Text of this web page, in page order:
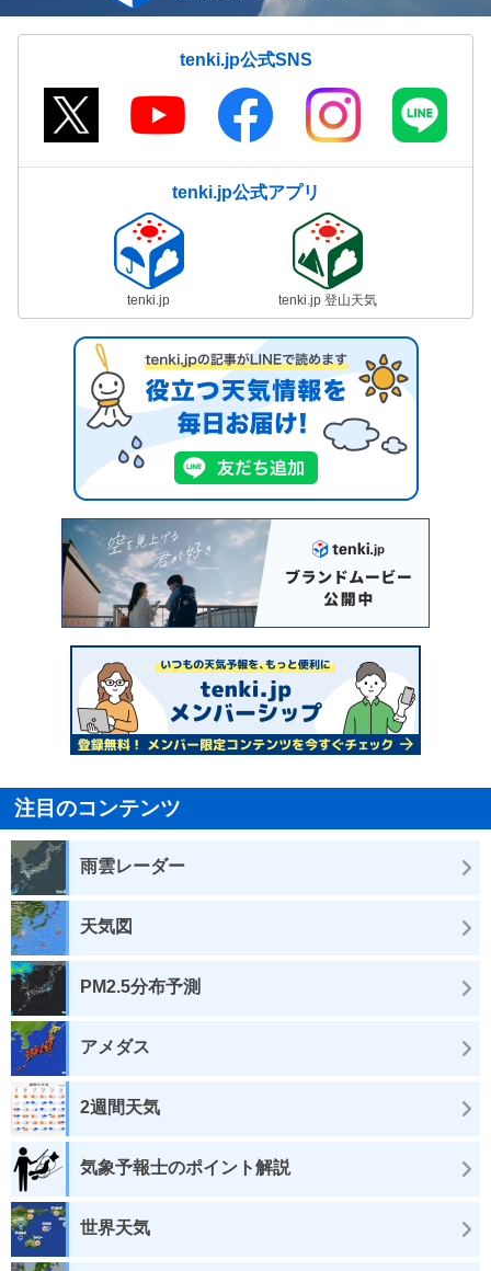
tenki.jp公式SNS
tenki.jp公式アプリ
tenki.jp tenki.jp 登山天気
注目のコンテンツ
雨雲レーダー
天気図
PM2.5分布予測
アメダス
2週間天気
気象予報士のポイント解説
世界天気